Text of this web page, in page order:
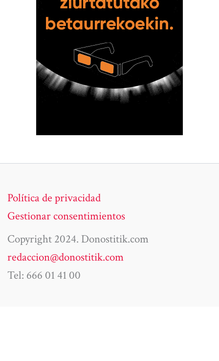
Política de privacidad
Gestionar consentimientos
Copyright 2024. Donostitik.com
redaccion@donostitik.com
Tel: 666 01 41 00